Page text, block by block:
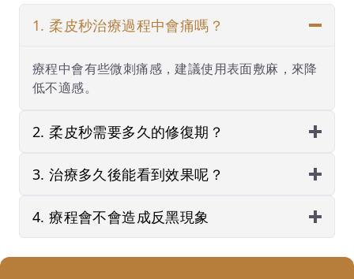
1. 柔皮秒治療過程中會痛嗎？
療程中會有些微刺痛感，建議使用表面敷麻，來降
低不適感。
2. 柔皮秒需要多久的修復期？
3. 治療多久後能看到效果呢？
4. 療程會不會造成反黑現象